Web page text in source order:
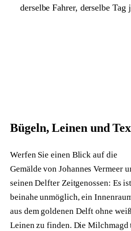
SO FUNKTIONIERT'S
derselbe Fahrer, derselbe Tag
Bügeln, Leinen und
Werfen Sie einen Blick auf die
Gemälde von Johannes Vermeer
seinen Delfter Zeitgenossen: Es ist
beinahe unmöglich, ein
aus dem goldenen Delft ohne
Leinen zu finden. Die Milchmagd